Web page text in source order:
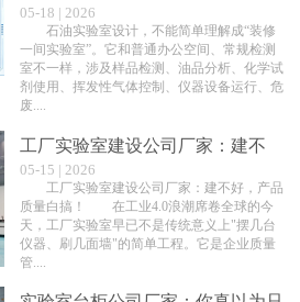
功能分区到防爆通风的建设指南
05-18 | 2026
石油实验室设计，不能简单理解成“装修
一间实验室”。它和普通办公空间、常规检测
室不一样，涉及样品检测、油品分析、化学试
剂使用、挥发性气体控制、仪器设备运行、危
废....
工厂实验室建设公司厂家：建不
好，产品质量白搞！
05-15 | 2026
工厂实验室建设公司厂家：建不好，产品
质量白搞！ 在工业4.0浪潮席卷全球的今
天，工厂实验室早已不是传统意义上"摆几台
仪器、刷几面墙"的简单工程。它是企业质量
管....